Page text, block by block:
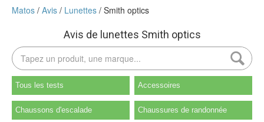
Matos Avis Lunettes Smith optics
Avis de lunettes Smith optics
Tous les tests Accessoires
Chaussons d'escalade Chaussures de randonnée